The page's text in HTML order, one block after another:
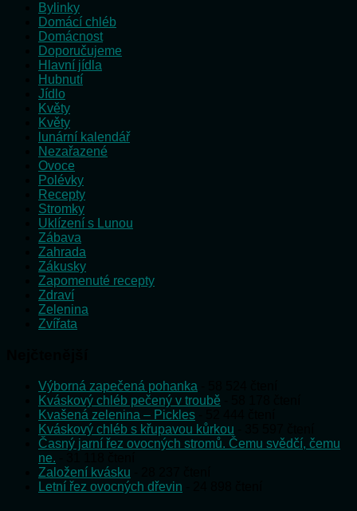
Bylinky
Domácí chléb
Domácnost
Doporučujeme
Hlavní jídla
Hubnutí
Jídlo
Květy
Květy
lunární kalendář
Nezařazené
Ovoce
Polévky
Recepty
Stromky
Uklízení s Lunou
Zábava
Zahrada
Zákusky
Zapomenuté recepty
Zdraví
Zelenina
Zvířata
Výborná zapečená pohanka
Kváskový chléb pečený v troubě
Kvašená zelenina – Pickles
Kváskový chléb s křupavou kůrkou
Časný jarní řez ovocných stromů. Čemu svědčí, čemu
ne.
Založení kvásku
Letní řez ovocných dřevin